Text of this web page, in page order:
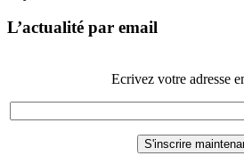
L’actualité par email
Ecrivez votre adresse